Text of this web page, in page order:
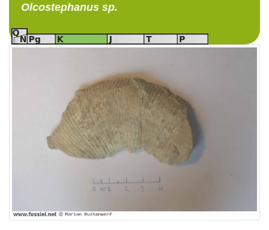
Olcostephanus sp.